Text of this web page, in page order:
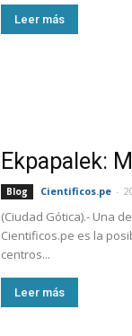
Leer más
Ekpapalek:
Blog Cientificos.pe -
(Ciudad Gótica).- Una
Cientificos.pe es la
centros...
Leer más